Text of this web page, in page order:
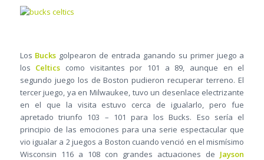
Los Bucks golpearon de entrada ganando su primer juego a
los Celtics como visitantes por 101 a 89, aunque en el
segundo juego los de Boston pudieron recuperar terreno. El
tercer juego, ya en Milwaukee, tuvo un desenlace electrizante
en el que la visita estuvo cerca de igualarlo, pero fue
apretado triunfo 103 – 101 para los Bucks. Eso sería el
principio de las emociones para una serie espectacular que
vio igualar a 2 juegos a Boston cuando venció en el mismísimo
Wisconsin 116 a 108 con grandes actuaciones de Jayson